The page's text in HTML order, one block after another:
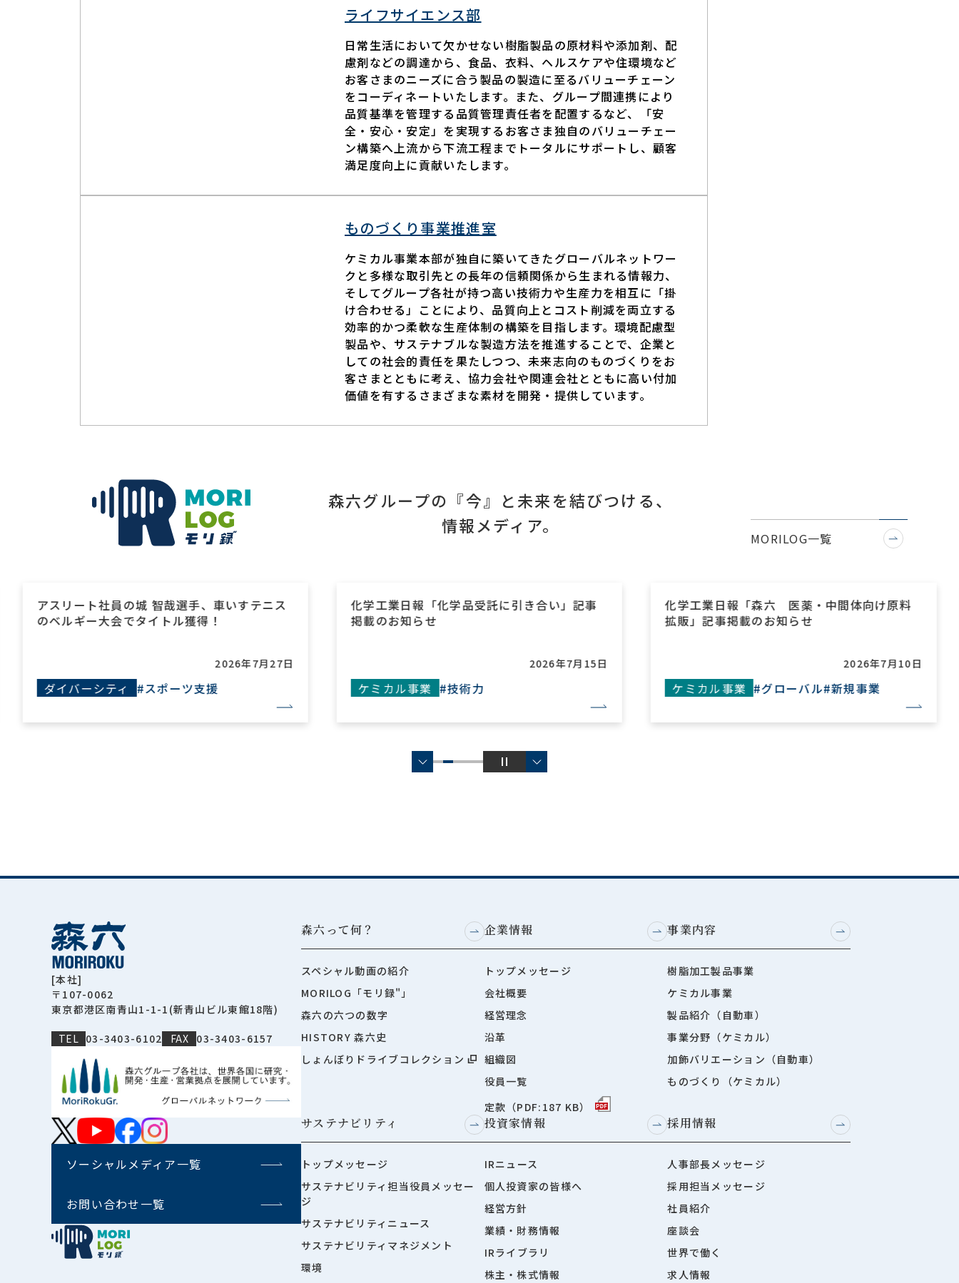
ライフサイエンス部
日常生活において欠かせない樹脂製品の原材料や添加剤、配
慮剤などの調達から、食品、衣料、ヘルスケアや住環境など
お客さまのニーズに合う製品の製造に至るバリューチェーン
をコーディネートいたします。また、グループ間連携により
品質基準を管理する品質管理責任者を配置するなど、「安
全・安心・安定」を実現するお客さま独自のバリューチェー
ン構築へ上流から下流工程までトータルにサポートし、顧客
満足度向上に貢献いたします。
ものづくり事業推進室
ケミカル事業本部が独自に築いてきたグローバルネットワー
クと多様な取引先との長年の信頼関係から生まれる情報力、
そしてグループ各社が持つ高い技術力や生産力を相互に「掛
け合わせる」ことにより、品質向上とコスト削減を両立する
効率的かつ柔軟な生産体制の構築を目指します。環境配慮型
製品や、サステナブルな製造方法を推進することで、企業と
しての社会的責任を果たしつつ、未来志向のものづくりをお
客さまとともに考え、協力会社や関連会社とともに高い付加
価値を有するさまざまな素材を開発・提供しています。
森六グループの『今』と未来を結びつける、
情報メディア。
MORILOG一覧
、車いすテニス
化学工業日報「化学品受託に引き合い」記事
掲載のお知らせ
ケミカル事業
化学工業日報「森六 医薬・中間体向け原料
ケミカル事業 #新規事業
化学工業日報「森六 新興国市
略」記事掲載のお知らせ
ケミカル事業 #グローバル
[本社]
〒107-0062
東京都港区南青山1-1-1(新青山ビル東館18階)
TEL 03-3403-6102 FAX 03-3403-6157
ソーシャルメディア一覧
お問い合わせ一覧
森六って何？
スペシャル動画の紹介
MORILOG「モリ録"」
森六の六つの数字
HISTORY 森六史
しょんぼりドライブコレクション
企業情報
トップメッセージ
会社概要
経営理念
沿革
組織図
役員一覧
定款（PDF:187 KB）
事業内容
樹脂加工製品事業
ケミカル事業
製品紹介（自動車）
事業分野（ケミカル）
加飾バリエーション（自動車）
ものづくり（ケミカル）
サステナビリティ
トップメッセージ
サステナビリティ担当役員メッセー
ジ
サステナビリティニュース
サステナビリティマネジメント
環境
投資家情報
IRニュース
個人投資家の皆様へ
経営方針
業績・財務情報
IRライブラリ
株主・株式情報
採用情報
人事部長メッセージ
採用担当メッセージ
社員紹介
座談会
世界で働く
求人情報